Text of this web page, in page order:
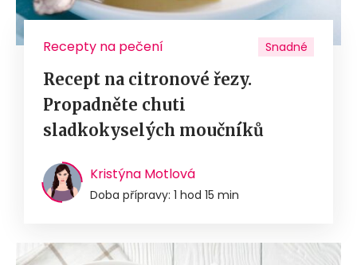
Recepty na pečení Snadné
Recept na citronové řezy.
Propadněte chuti
sladkokyselých moučníků
Kristýna Motlová
Doba přípravy: 1 hod 15 min